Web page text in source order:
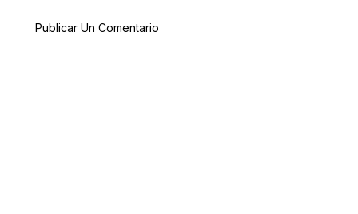
Publicar Un Comentario